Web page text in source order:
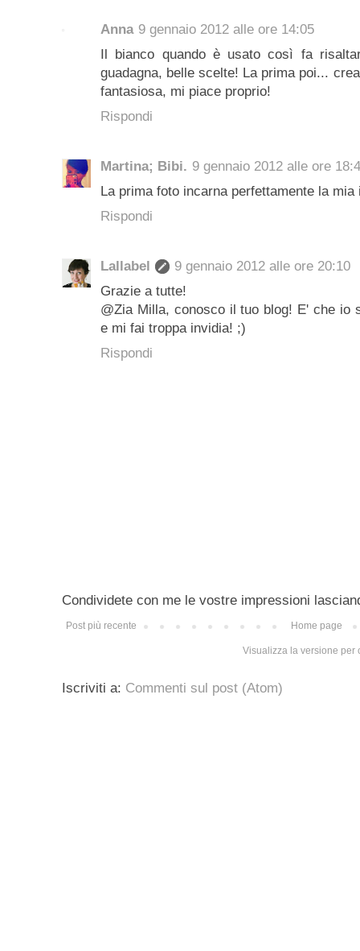
Anna 9 gennaio 2012 alle ore 14:05
Il bianco quando è usato così fa
guadagna, belle scelte! La prima poi...
fantasiosa, mi piace proprio!
Rispondi
Martina; Bibi. 9 gennaio 2012 alle ore
La prima foto incarna perfettamente la
Rispondi
Lallabel
9 gennaio 2012 alle ore 20:10
Grazie a tutte!
@Zia Milla, conosco il tuo blog! E' che io
e mi fai troppa invidia! ;)
Rispondi
Condividete con me le vostre impressioni
Post più recente Home page
Visualizza la versione per
Iscriviti a: Commenti sul post (Atom)